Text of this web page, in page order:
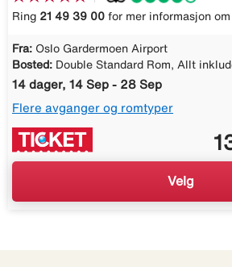
Ring 21 49 39 00 for mer informasjon om
Fra: Oslo Gardermoen Airport
Bosted: Double Standard Rom, Allt
14 dager, 14 Sep - 28 Sep
Flere avganger og romtyper
Velg